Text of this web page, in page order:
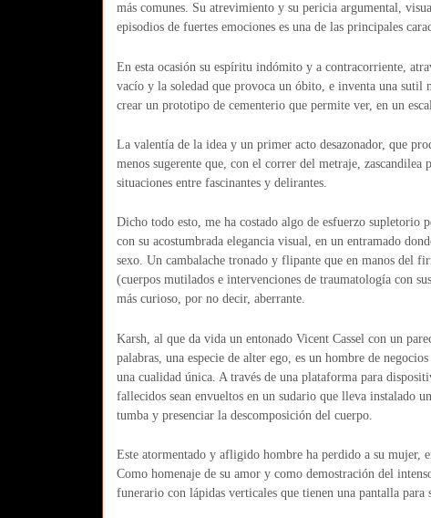
más comunes. Su atrevimiento y su pericia argumental,
episodios de fuertes emociones es una de las principales
En esta ocasión su espíritu indómito y a contracorriente,
vacío y la soledad que provoca un óbito, e inventa una sutil
crear un prototipo de cementerio que permite ver, en un
La valentía de la idea y un primer acto desazonador, que
menos sugerente que, con el correr del metraje,
situaciones entre fascinantes y delirantes.
Dicho todo esto, me ha costado algo de esfuerzo
con su acostumbrada elegancia visual, en un entramado
sexo. Un cambalache tronado y flipante que en manos del
(cuerpos mutilados e intervenciones de traumatología con
más curioso, por no decir, aberrante.
Karsh, al que da vida un entonado Vicent Cassel con un
palabras, una especie de alter ego, es un hombre de
una cualidad única. A través de una plataforma para
fallecidos sean envueltos en un sudario que lleva instalado
tumba y presenciar la descomposición del cuerpo.
Este atormentado y afligido hombre ha perdido a su mujer,
Como homenaje de su amor y como demostración del
funerario con lápidas verticales que tienen una pantalla para